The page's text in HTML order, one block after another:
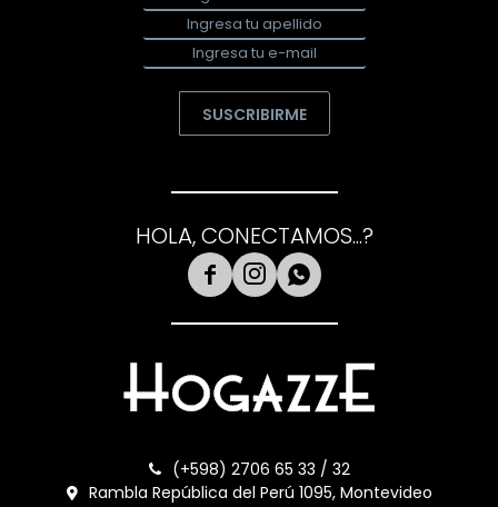
SUSCRIBIRME
HOLA, CONECTAMOS...?
  
(+598) 2706 65 33 / 32
Rambla República del Perú 1095, Montevideo